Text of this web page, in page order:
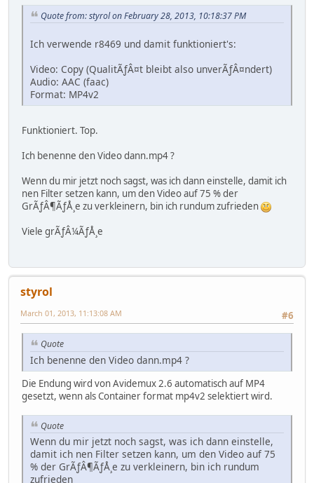
Quote from: styrol on February 28, 2013, 10:18:37 PM
Ich verwende r8469 und damit funktioniert's:
Video: Copy (QualitÃƒÂ¤t bleibt also unverÃƒÂ¤ndert)
Audio: AAC (faac)
Format: MP4v2
Funktioniert. Top.
Ich benenne den Video dann.mp4 ?
Wenn du mir jetzt noch sagst, was ich dann einstelle, damit ich
nen Filter setzen kann, um den Video auf 75 % der
GrÃƒÂ¶ÃƒÅ¸e zu verkleinern, bin ich rundum zufrieden
Viele grÃƒÂ¼ÃƒÅ¸e
styrol
#6
March 01, 2013, 11:13:08 AM
Quote
Ich benenne den Video dann.mp4 ?
Die Endung wird von Avidemux 2.6 automatisch auf MP4
gesetzt, wenn als Container format mp4v2 selektiert wird.
Quote
Wenn du mir jetzt noch sagst, was ich dann einstelle,
damit ich nen Filter setzen kann, um den Video auf 75
% der GrÃƒÂ¶ÃƒÅ¸e zu verkleinern, bin ich rundum
zufrieden